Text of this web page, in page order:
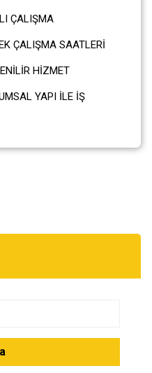
ÇALIŞMA
ÇALIŞMA SAATLERİ
HİZMET
YAPI İLE İŞ